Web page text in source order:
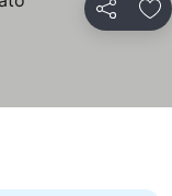
分享 放